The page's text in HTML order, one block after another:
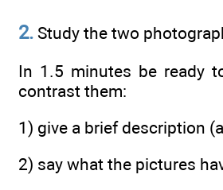
2. Study the two
In 1.5 minutes be ready
contrast them:
1) give a brief description
2) say what the pictures